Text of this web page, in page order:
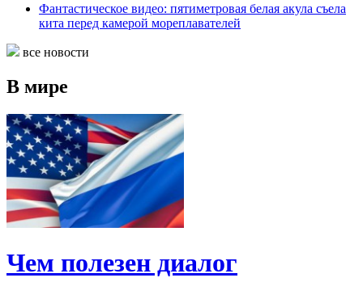
Фантастическое видео: пятиметровая белая акула съела
кита перед камерой мореплавателей
все новости
В мире
Чем полезен диалог